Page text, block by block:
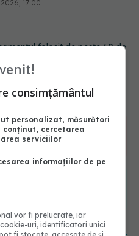
nocturne: semnul ignorat
de sănătate
PE:
6560
consimțământul
personalizat, măsurători
cercetarea
serviciilor
informațiilor de pe
vor fi prelucrate, iar
uri, identificatori unici